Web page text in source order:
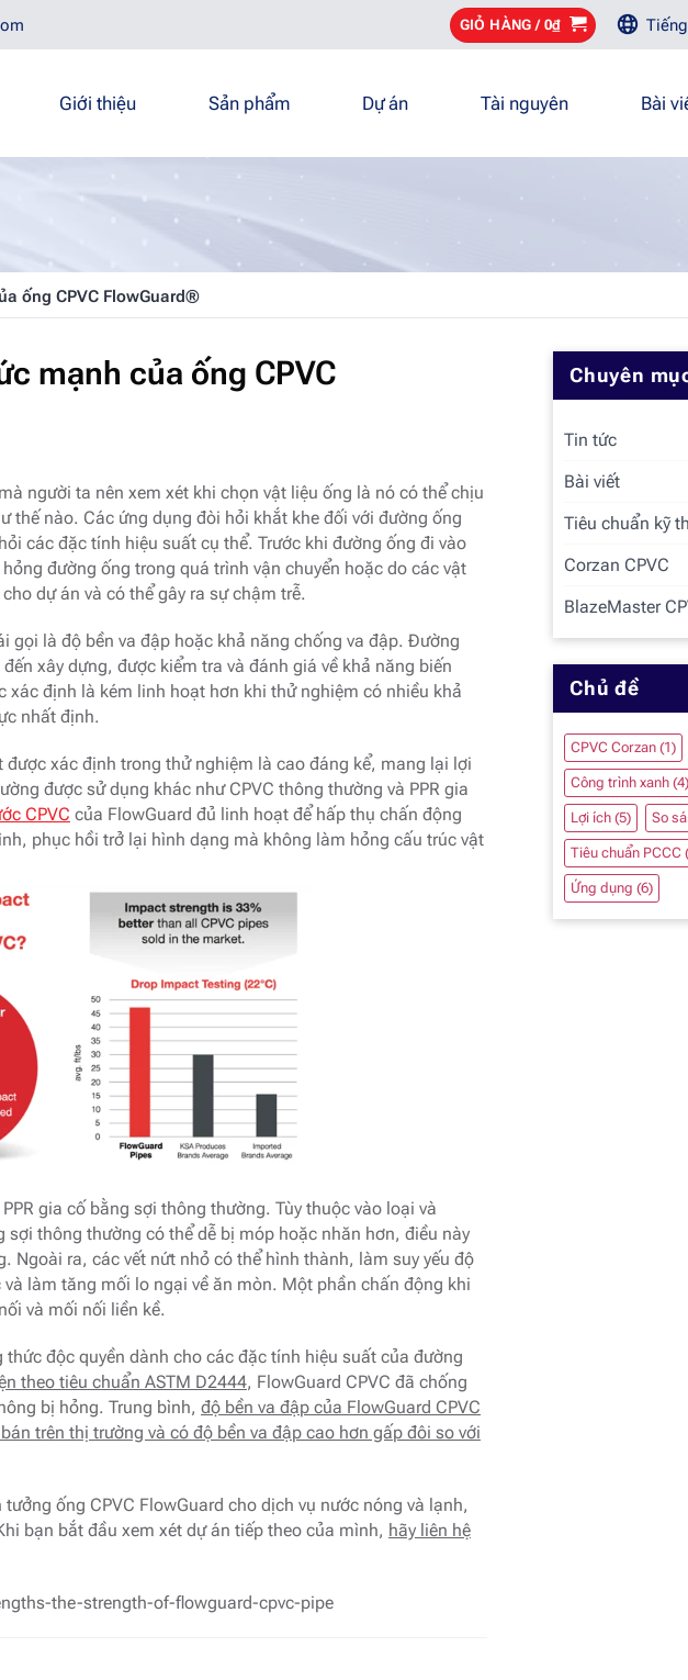
GIỎ HÀNG / 0₫
Giới thiệu Sản phẩm Dự án Tài nguyên Bài
ống CPVC FlowGuard®
mạnh của ống CPVC
người ta nên xem xét khi chọn vật liệu ống là nó có thể chịu
thế nào. Các ứng dụng đòi hỏi khắt khe đối với đường ống
các đặc tính hiệu suất cụ thể. Trước khi đường ống đi vào
đường ống trong quá trình vận chuyển hoặc do các vật
dự án và có thể gây ra sự chậm trễ.
gọi là độ bền va đập hoặc khả năng chống va đập. Đường
xây dựng, được kiểm tra và đánh giá về khả năng biến
định là kém linh hoạt hơn khi thử nghiệm có nhiều khả
nhất định.
xác định trong thử nghiệm là cao đáng kể, mang lại lợi
được sử dụng khác như CPVC thông thường và PPR gia
CPVC của FlowGuard đủ linh hoạt để hấp thụ chấn động
phục hồi trở lại hình dạng mà không làm hỏng cấu trúc vật
gia cố bằng sợi thông thường. Tùy thuộc vào loại và
sợi thông thường có thể dễ bị móp hoặc nhăn hơn, điều này
Ngoài ra, các vết nứt nhỏ có thể hình thành, làm suy yếu độ
làm tăng mối lo ngại về ăn mòn. Một phần chấn động khi
và mối nối liền kề.
độc quyền dành cho các đặc tính hiệu suất của đường
theo tiêu chuẩn ASTM D2444, FlowGuard CPVC đã chống
bị hỏng. Trung bình, độ bền va đập của FlowGuard CPVC
trên thị trường và có độ bền va đập cao hơn gấp đôi so với
ống CPVC FlowGuard cho dịch vụ nước nóng và lạnh,
bạn bắt đầu xem xét dự án tiếp theo của mình, hãy liên hệ
the-strength-of-flowguard-cpvc-pipe
Chuyên
Tin tức
Bài viết
Tiêu chuẩn kỹ
Corzan CPVC
BlazeMaster
Chủ đề
CPVC Corzan (1)
Công trình xanh (4)
Lợi ích (5) So
Tiêu chuẩn PCCC
Ứng dụng (6)